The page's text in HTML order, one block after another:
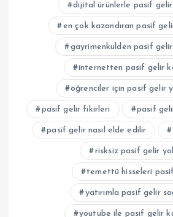
dijital ürünlerle pasif gelir
en çok kazandıran pasif
gayrimenkulden pasif
internetten pasif gelir
öğrenciler için pasif gelir
pasif gelir fikirleri pasif
pasif gelir nasıl elde edilir
risksiz pasif gelir
temettü hisseleri
yatırımla pasif gelir
youtube ile pasif gelir